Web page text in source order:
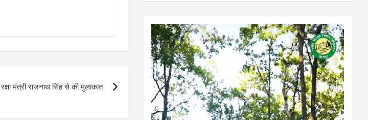
मंत्री राजनाथ सिंह से की मुलाकात
Video
Player